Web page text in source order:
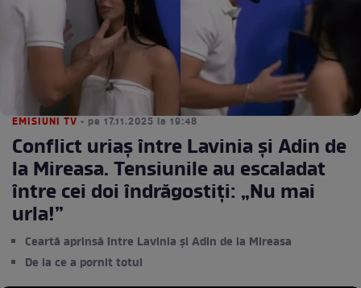
EMISIUNI TV • pe 17.11.2025 la 19:48
Conflict uriaș între Lavinia și Adin de
la Mireasa. Tensiunile au escaladat
între cei doi îndrăgostiți: „Nu mai
urla!”
Ceartă aprinsă între Lavinia și Adin de la Mireasa
De la ce a pornit totul